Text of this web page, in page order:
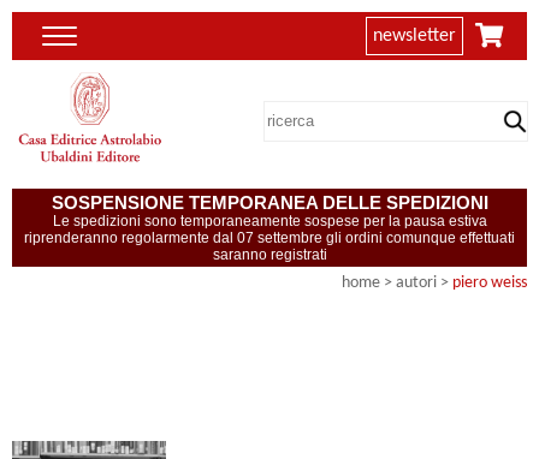
newsletter
SOSPENSIONE TEMPORANEA DELLE SPEDIZIONI
Le spedizioni sono temporaneamente sospese per la pausa estiva
riprenderanno regolarmente dal 07 settembre gli ordini comunque effettuati
saranno registrati
home > autori > piero weiss